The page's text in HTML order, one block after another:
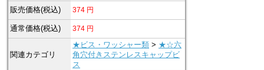
販売価格(税込) 374 円
通常価格(税込) 374 円
関連カテゴリ
★ビス・ワッシャー類 > ★☆六
角穴付きステンレスキャップビ
ス